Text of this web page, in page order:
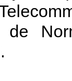
de